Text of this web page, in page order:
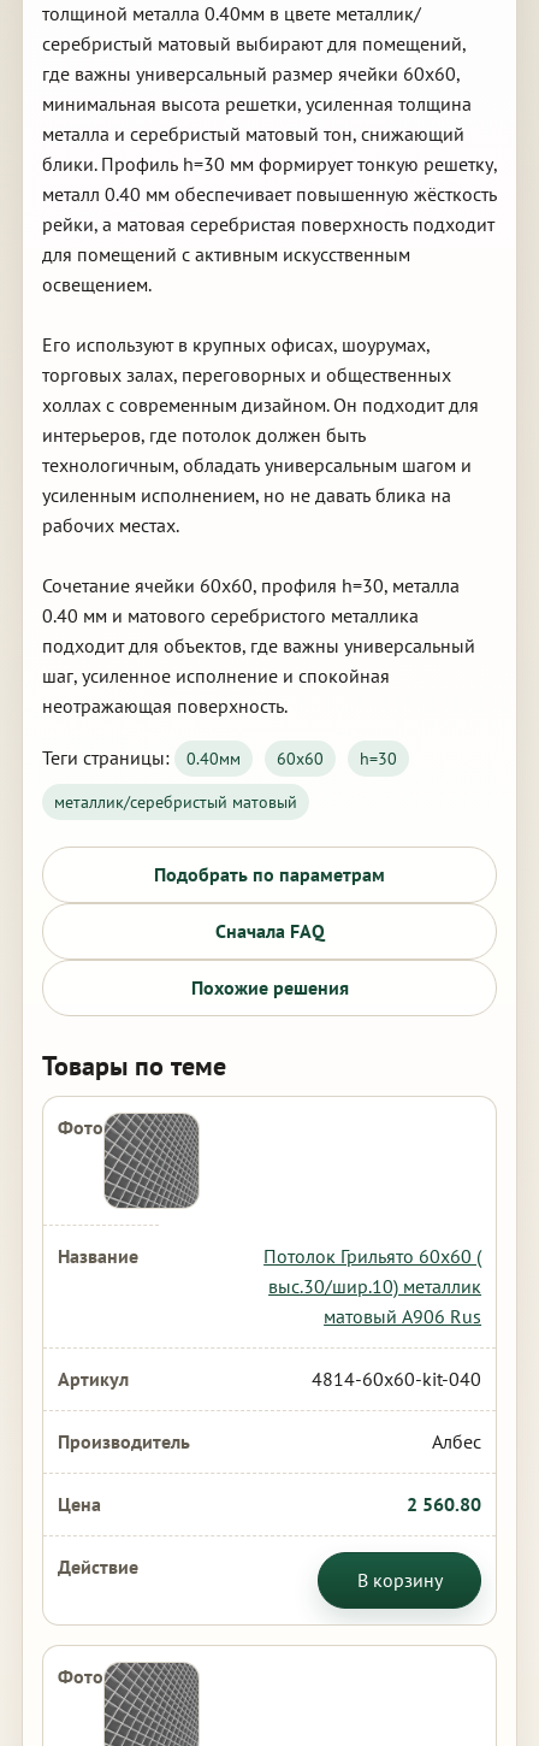
толщиной металла 0.40мм в цвете металлик/
серебристый матовый выбирают для помещений,
где важны универсальный размер ячейки 60х60,
минимальная высота решетки, усиленная толщина
металла и серебристый матовый тон, снижающий
блики. Профиль h=30 мм формирует тонкую решетку,
металл 0.40 мм обеспечивает повышенную жёсткость
рейки, а матовая серебристая поверхность подходит
для помещений с активным искусственным
освещением.
Его используют в крупных офисах, шоурумах,
торговых залах, переговорных и общественных
холлах с современным дизайном. Он подходит для
интерьеров, где потолок должен быть
технологичным, обладать универсальным шагом и
усиленным исполнением, но не давать блика на
рабочих местах.
Сочетание ячейки 60х60, профиля h=30, металла
0.40 мм и матового серебристого металлика
подходит для объектов, где важны универсальный
шаг, усиленное исполнение и спокойная
неотражающая поверхность.
Теги страницы: 0.40мм 60х60
h=30
металлик/серебристый матовый
Подобрать по параметрам
Сначала FAQ
Похожие решения
Товары по теме
Потолок Грильято 60х60 (
выс.30/шир.10) металлик
матовый А906 Rus
4814-60x60-kit-040
Албес
2 560.80
В корзину